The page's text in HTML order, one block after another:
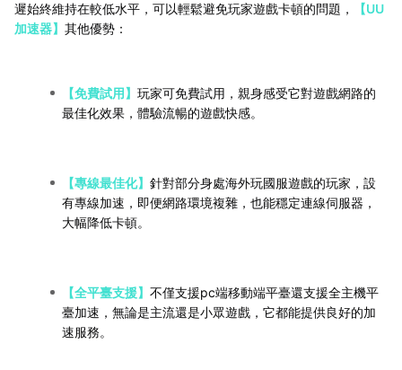
遲始終維持在較低水平，可以輕鬆避免玩家遊戲卡頓的問題，
【UU
加速器】 其他優勢：
【免費試用】 玩家可免費試用，親身感受它對遊戲網路的
最佳化效果，體驗流暢的遊戲快感。
【專線最佳化】 針對部分身處海外玩國服遊戲的玩家，設
有專線加速，即便網路環境複雜，也能穩定連線伺服器，
大幅降低卡頓。
【全平臺支援】 不僅支援pc端移動端平臺還支援全主機平
臺加速，無論是主流還是小眾遊戲，它都能提供良好的加
速服務。